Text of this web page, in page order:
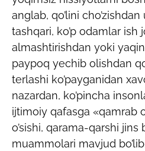
anglab, qo’lini
tashqari, ko’p odamlar ish
almashtirishdan yoki
paypoq yechib olishdan
terlashi ko’payganidan
nazardan, ko’pincha
ijtimoiy qafasga «qamrab
o’sishi, qarama-qarshi
muammolari mavjud